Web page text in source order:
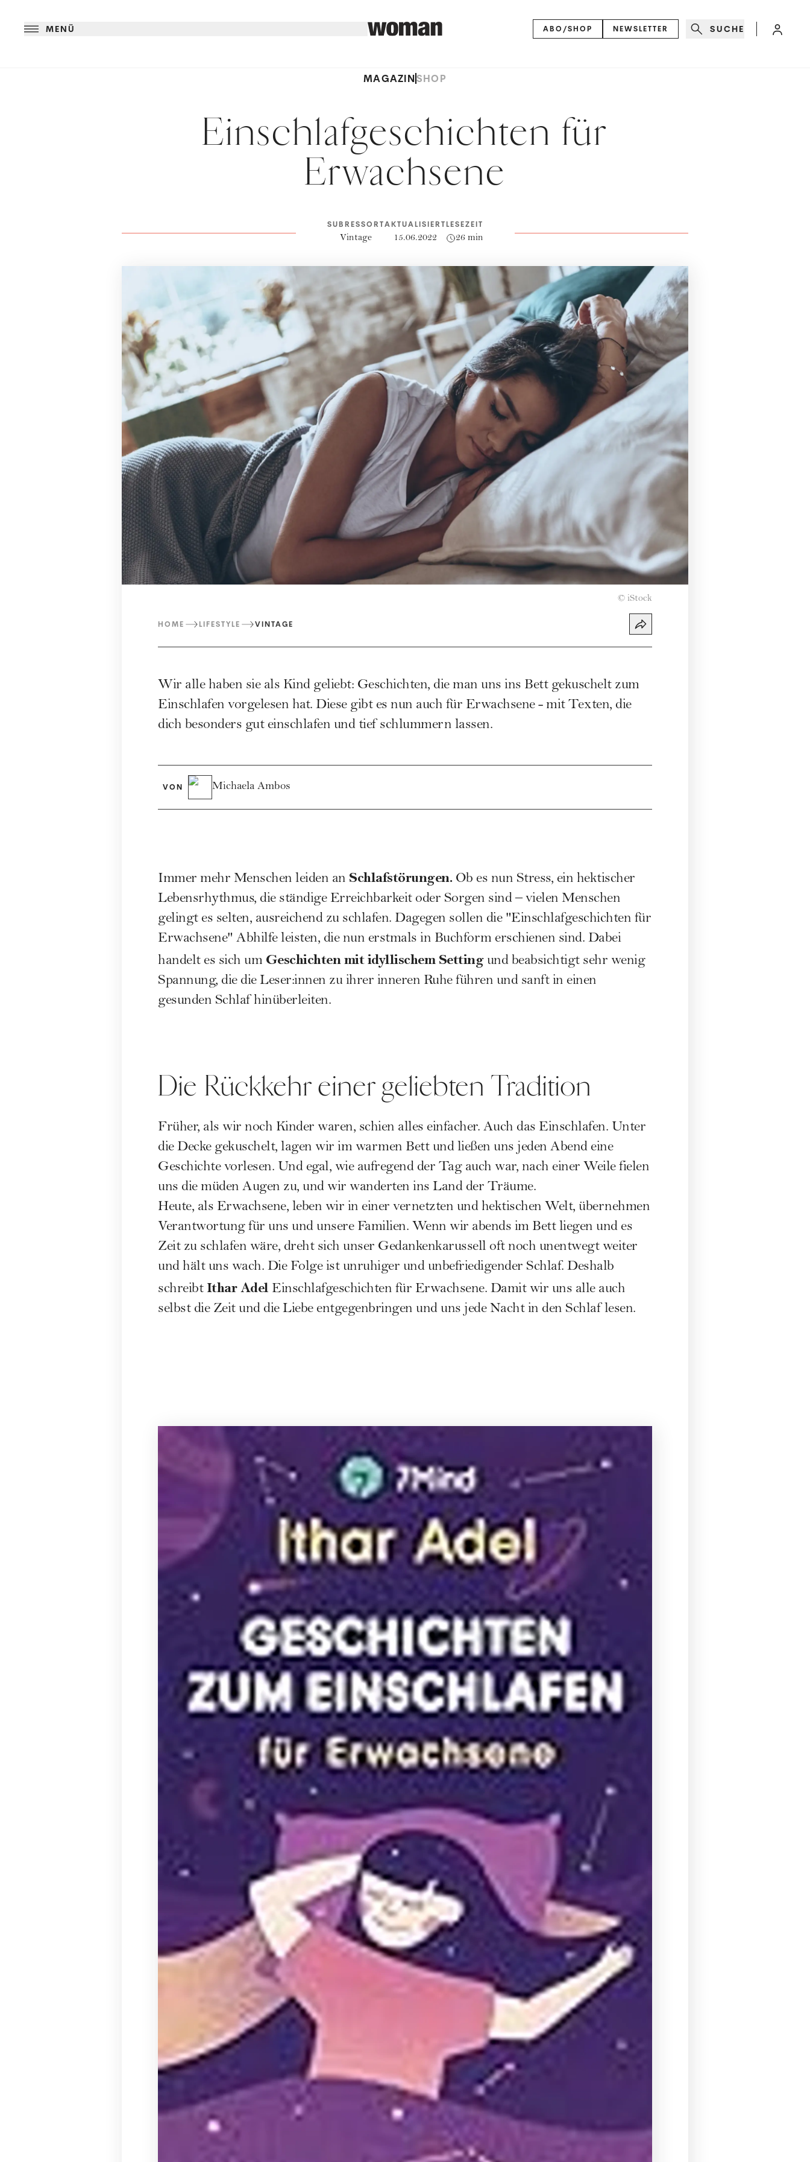
MENÜ ABO/SHOP NEWSLETTER SUCHE
MAGAZINSHOP
Einschlafgeschichten für
Erwachsene
SUBRESSORT
Vintage
AKTUALISIERT
15.06.2022
LESEZEIT
26 min
© iStock
HOME LIFESTYLE VINTAGE
Wir alle haben sie als Kind geliebt: Geschichten, die man uns ins Bett gekuschelt zum
Einschlafen vorgelesen hat. Diese gibt es nun auch für Erwachsene - mit Texten, die
dich besonders gut einschlafen und tief schlummern lassen.
VON Michaela Ambos
Immer mehr Menschen leiden an Schlafstörungen. Ob es nun Stress, ein hektischer
Lebensrhythmus, die ständige Erreichbarkeit oder Sorgen sind – vielen Menschen
gelingt es selten, ausreichend zu schlafen. Dagegen sollen die "Einschlafgeschichten für
Erwachsene" Abhilfe leisten, die nun erstmals in Buchform erschienen sind. Dabei
handelt es sich um Geschichten mit idyllischem Setting und beabsichtigt sehr wenig
Spannung, die die Leser:innen zu ihrer inneren Ruhe führen und sanft in einen
gesunden Schlaf hinüberleiten.
Die Rückkehr einer geliebten Tradition
Früher, als wir noch Kinder waren, schien alles einfacher. Auch das Einschlafen. Unter
die Decke gekuschelt, lagen wir im warmen Bett und ließen uns jeden Abend eine
Geschichte vorlesen. Und egal, wie aufregend der Tag auch war, nach einer Weile fielen
uns die müden Augen zu, und wir wanderten ins Land der Träume.
Heute, als Erwachsene, leben wir in einer vernetzten und hektischen Welt, übernehmen
Verantwortung für uns und unsere Familien. Wenn wir abends im Bett liegen und es
Zeit zu schlafen wäre, dreht sich unser Gedankenkarussell oft noch unentwegt weiter
und hält uns wach. Die Folge ist unruhiger und unbefriedigender Schlaf. Deshalb
schreibt Ithar Adel Einschlafgeschichten für Erwachsene. Damit wir uns alle auch
selbst die Zeit und die Liebe entgegenbringen und uns jede Nacht in den Schlaf lesen.